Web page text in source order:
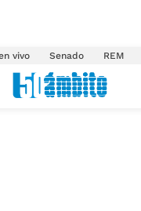
vivo Senado REM